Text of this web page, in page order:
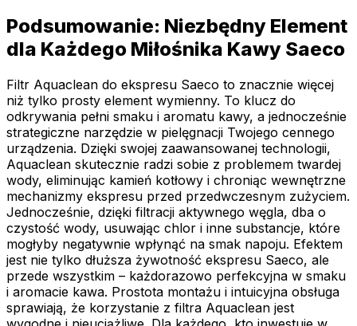
Podsumowanie: Niezbędny Element
dla Każdego Miłośnika Kawy Saeco
Filtr Aquaclean do ekspresu Saeco to znacznie więcej
niż tylko prosty element wymienny. To klucz do
odkrywania pełni smaku i aromatu kawy, a jednocześnie
strategiczne narzędzie w pielęgnacji Twojego cennego
urządzenia. Dzięki swojej zaawansowanej technologii,
Aquaclean skutecznie radzi sobie z problemem twardej
wody, eliminując kamień kotłowy i chroniąc wewnętrzne
mechanizmy ekspresu przed przedwczesnym zużyciem.
Jednocześnie, dzięki filtracji aktywnego węgla, dba o
czystość wody, usuwając chlor i inne substancje, które
mogłyby negatywnie wpłynąć na smak napoju. Efektem
jest nie tylko dłuższa żywotność ekspresu Saeco, ale
przede wszystkim – każdorazowo perfekcyjna w smaku
i aromacie kawa. Prostota montażu i intuicyjna obsługa
sprawiają, że korzystanie z filtra Aquaclean jest